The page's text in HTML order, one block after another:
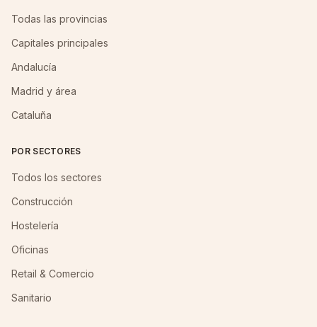
Todas las provincias
Capitales principales
Andalucía
Madrid y área
Cataluña
POR SECTORES
Todos los sectores
Construcción
Hostelería
Oficinas
Retail & Comercio
Sanitario